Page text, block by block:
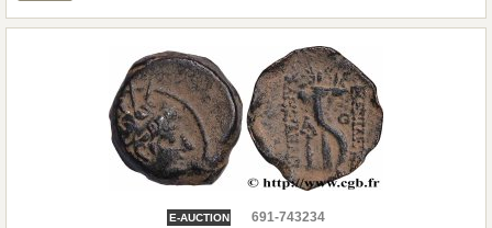
E-AUCTION 691-743234